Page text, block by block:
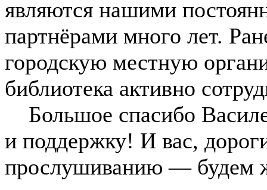
являются нашими
партнёрами много лет.
городскую местную
библиотека активно
Большое спасибо
и поддержку! И вас,
прослушиванию — будем